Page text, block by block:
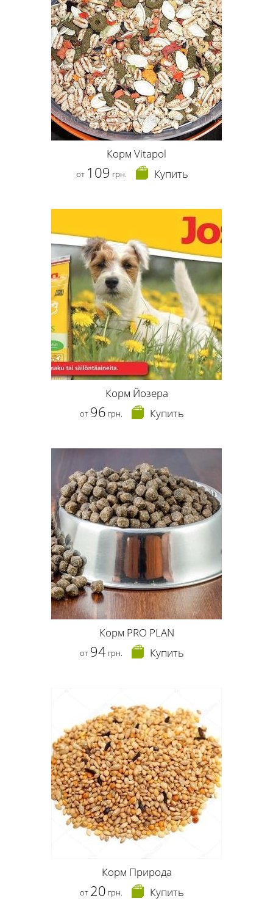
Корм Vitapol
от 109 грн. Купить
Корм Йозера
от 96 грн. Купить
Корм PRO PLAN
от 94 грн. Купить
Корм Природа
от 20 грн. Купить